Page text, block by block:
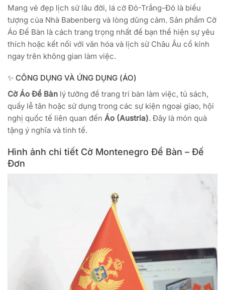
Mang vẻ đẹp lịch sử lâu đời, lá cờ Đỏ-Trắng-Đỏ là biểu
tượng của Nhà Babenberg và lòng dũng cảm. Sản phẩm Cờ
Áo Để Bàn là cách trang trọng nhất để bạn thể hiện sự yêu
thích hoặc kết nối với văn hóa và lịch sử Châu Âu cổ kính
ngay trên không gian làm việc.
✨ CÔNG DỤNG VÀ ỨNG DỤNG (ÁO)
Cờ Áo Để Bàn lý tưởng để trang trí bàn làm việc, tủ sách,
quầy lễ tân hoặc sử dụng trong các sự kiện ngoại giao, hội
nghị quốc tế liên quan đến Áo (Austria). Đây là món quà
tặng ý nghĩa và tinh tế.
Hình ảnh chi tiết Cờ Montenegro Để Bàn – Đế
Đơn